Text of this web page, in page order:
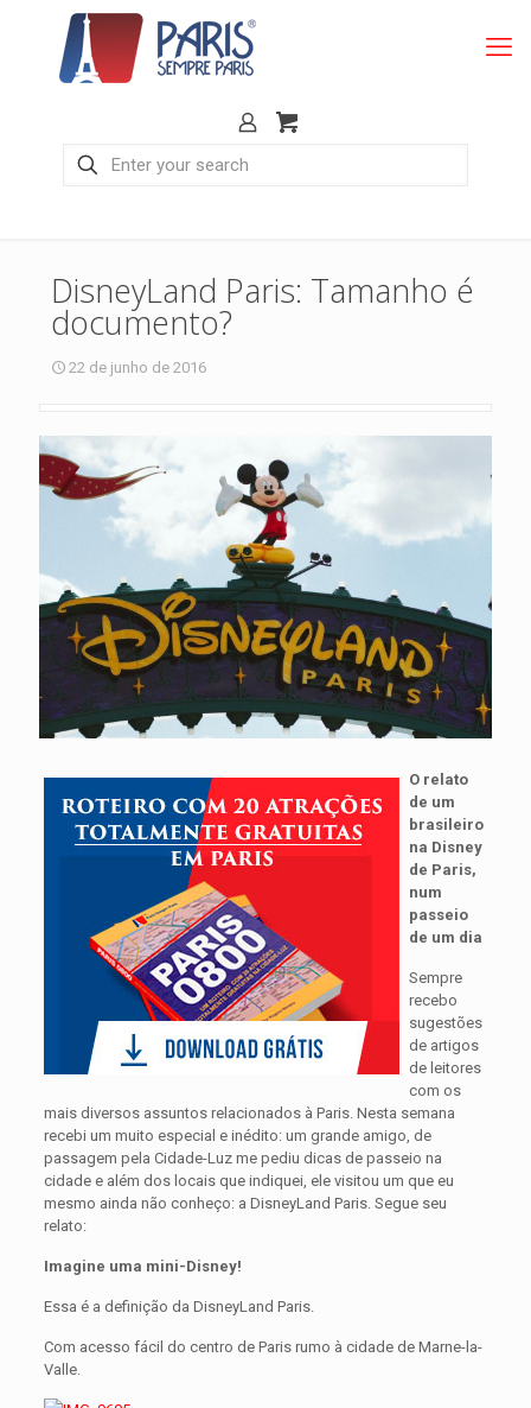
DisneyLand Paris: Tamanho é
documento?
22 de junho de 2016
O relato
de um
brasileiro
na Disney
de Paris,
num
passeio
de um dia
Sempre
recebo
sugestões
de artigos
de leitores
com os
mais diversos assuntos relacionados à Paris. Nesta semana
recebi um muito especial e inédito: um grande amigo, de
passagem pela Cidade-Luz me pediu dicas de passeio na
cidade e além dos locais que indiquei, ele visitou um que eu
mesmo ainda não conheço: a DisneyLand Paris. Segue seu
relato:
Imagine uma mini-Disney!
Essa é a definição da DisneyLand Paris.
Com acesso fácil do centro de Paris rumo à cidade de Marne-la-
Valle.